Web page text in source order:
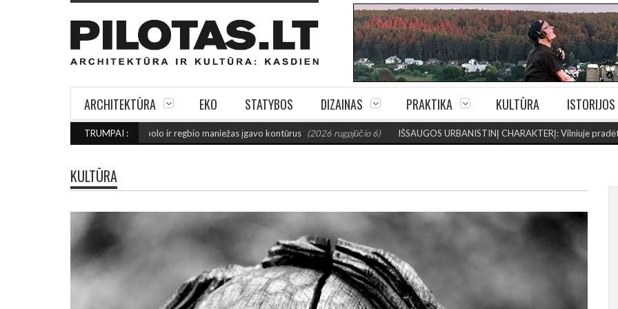
ARCHITEKTŪRA EKO STATYBOS DIZAINAS PRAKTIKA KULTŪRA ISTORIJOS
TRUMPAI :
PRIE FINIŠO: Šiaulių futbolo ir regbio maniežas įgavo kontūrus (2026 rugpjūčio 6) IŠSAUGOS URBANISTINĮ CHARAKTERĮ: Vilniuje pradėtas
KULTŪRA